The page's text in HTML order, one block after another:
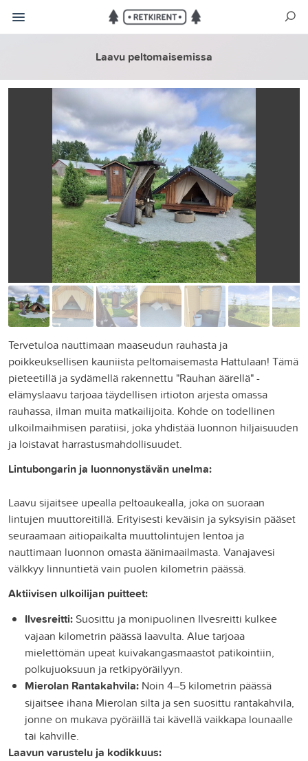
Laavu peltomaisemissa
Tervetuloa nauttimaan maaseudun rauhasta ja
poikkeuksellisen kauniista peltomaisemasta Hattulaan! Tämä
pieteetillä ja sydämellä rakennettu "Rauhan äärellä" -
elämyslaavu tarjoaa täydellisen irtioton arjesta omassa
rauhassa, ilman muita matkailijoita. Kohde on todellinen
ulkoilmaihmisen paratiisi, joka yhdistää luonnon hiljaisuuden
ja loistavat harrastusmahdollisuudet.
Lintubongarin ja luonnonystävän unelma:
Laavu sijaitsee upealla peltoaukealla, joka on suoraan
lintujen muuttoreitillä. Erityisesti keväisin ja syksyisin pääset
seuraamaan aitiopaikalta muuttolintujen lentoa ja
nauttimaan luonnon omasta äänimaailmasta. Vanajavesi
välkkyy linnuntietä vain puolen kilometrin päässä.
Aktiivisen ulkoilijan puitteet:
Ilvesreitti: Suosittu ja monipuolinen Ilvesreitti kulkee
vajaan kilometrin päässä laavulta. Alue tarjoaa
mielettömän upeat kuivakangasmaastot patikointiin,
polkujuoksuun ja retkipyöräilyyn.
Mierolan Rantakahvila: Noin 4–5 kilometrin päässä
sijaitsee ihana Mierolan silta ja sen suosittu rantakahvila,
jonne on mukava pyöräillä tai kävellä vaikkapa lounaalle
tai kahville.
Laavun varustelu ja kodikkuus: